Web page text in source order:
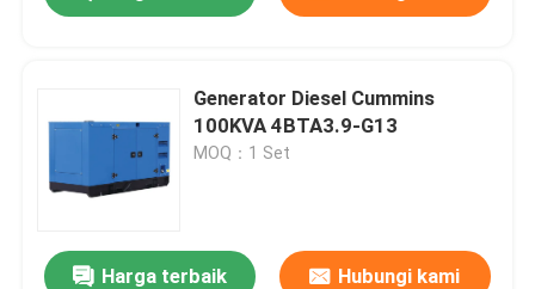
Generator Diesel Cummins
100KVA 4BTA3.9-G13
MOQ：1 Set
Harga terbaik Hubungi kami